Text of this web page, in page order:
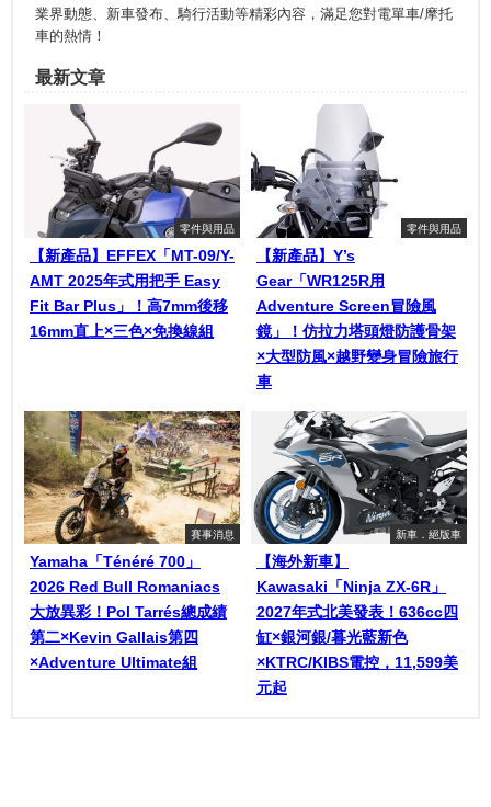
業界動態、新車發布、騎行活動等精彩內容，滿足您對電單車/摩托
車的熱情！
最新文章
零件與用品
【新產品】EFFEX「MT-09/Y-
AMT 2025年式用把手 Easy
Fit Bar Plus」！高7mm後移
16mm直上×三色×免換線組
零件與用品
【新產品】Y’s
Gear「WR125R用
Adventure Screen冒險風
鏡」！仿拉力塔頭燈防護骨架
×大型防風×越野變身冒險旅行
車
賽事消息
Yamaha「Ténéré 700」
2026 Red Bull Romaniacs
大放異彩！Pol Tarrés總成績
第二×Kevin Gallais第四
×Adventure Ultimate組
新車．絕版車
【海外新車】
Kawasaki「Ninja ZX-6R」
2027年式北美發表！636cc四
缸×銀河銀/暮光藍新色
×KTRC/KIBS電控，11,599美
元起